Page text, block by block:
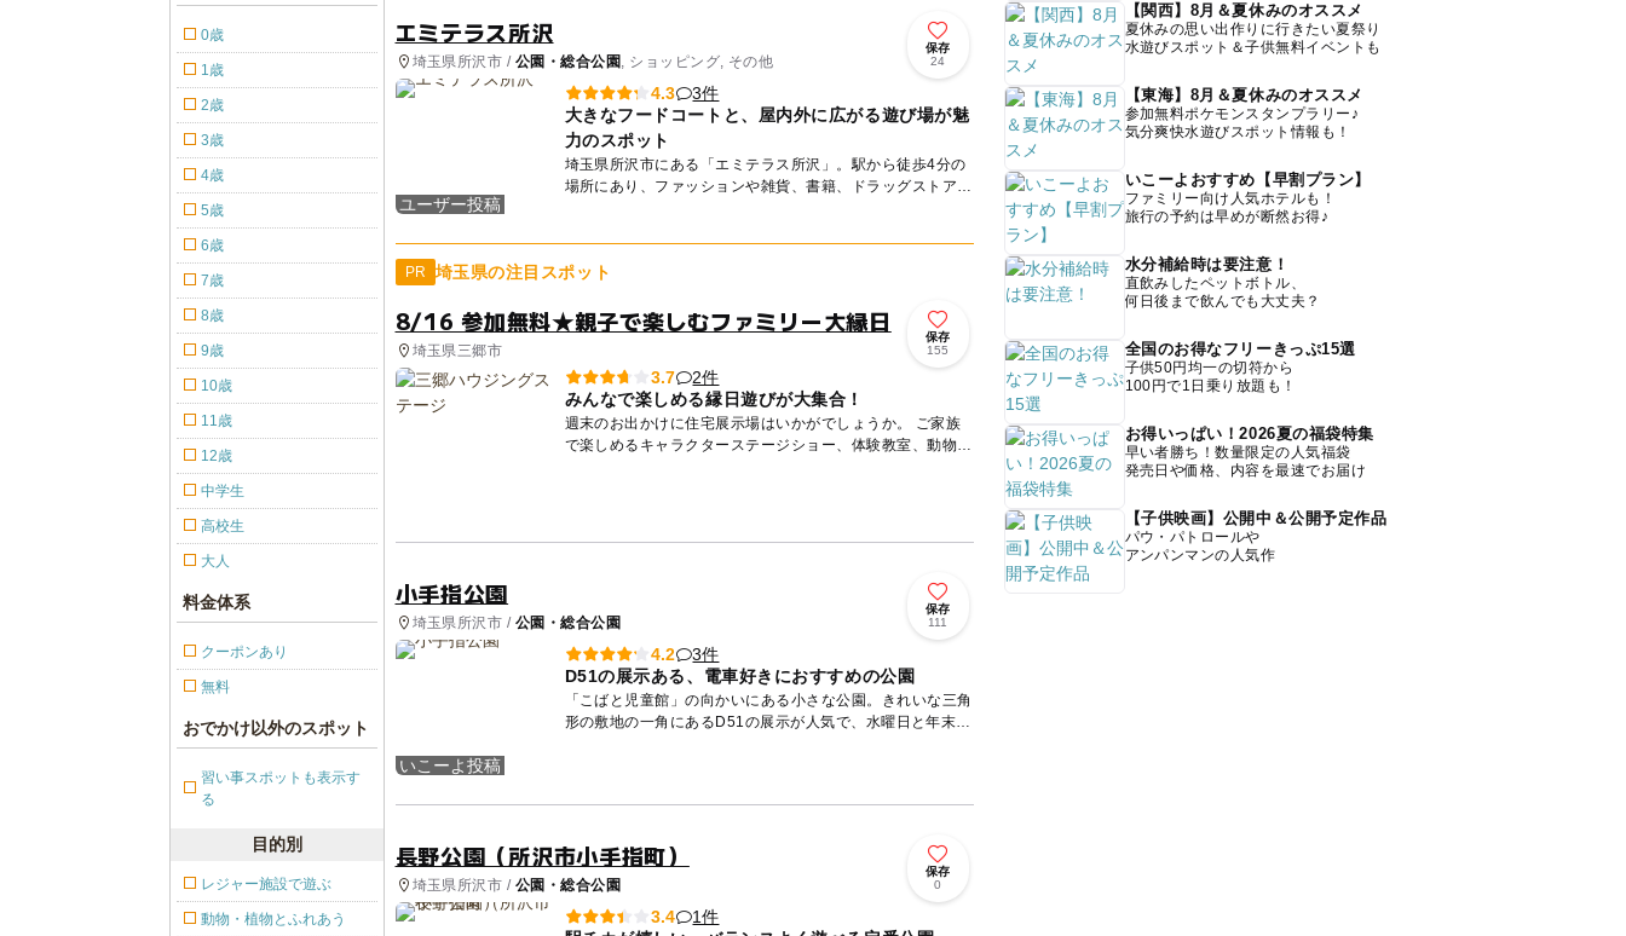
エミテラス所沢
埼玉県所沢市 / 公園・総合公園 , ショッピング, その他
保存
24
ユーザー投稿
4.3
3件
大きなフードコートと、屋内外に広がる遊び場が魅
力のスポット
埼玉県所沢市にある「エミテラス所沢」。駅から徒歩4分の
場所にあり、ファッションや雑貨、書籍、ドラッグストア、
PR 埼玉県の注目スポット
8/16 参加無料★親子で楽しむファミリー大縁日
埼玉県三郷市
保存
155
3.7
2件
みんなで楽しめる縁日遊びが大集合！
週末のお出かけに住宅展示場はいかがでしょうか。 ご家族
で楽しめるキャラクターステージショー、体験教室、動物ふ
小手指公園
埼玉県所沢市 / 公園・総合公園
保存
111
いこーよ投稿
4.2
3件
D51の展示ある、電車好きにおすすめの公園
「こばと児童館」の向かいにある小さな公園。きれいな三角
形の敷地の一角にあるD51の展示が人気で、水曜日と年末年
長野公園（所沢市小手指町）
埼玉県所沢市 / 公園・総合公園
保存
0
3.4
1件
0歳
1歳
2歳
3歳
4歳
5歳
6歳
7歳
8歳
9歳
10歳
11歳
12歳
中学生
高校生
大人
料金体系
クーポンあり
無料
おでかけ以外のスポット
習い事スポットも表示す
る
目的別
レジャー施設で遊ぶ
動物・植物とふれあう
【関西】8月＆夏休みのオススメ
夏休みの思い出作りに行きたい夏祭り
水遊びスポット＆子供無料イベントも
【東海】8月＆夏休みのオススメ
参加無料ポケモンスタンプラリー♪
気分爽快水遊びスポット情報も！
いこーよおすすめ【早割プラン】
ファミリー向け人気ホテルも！
旅行の予約は早めが断然お得♪
水分補給時は要注意！
直飲みしたペットボトル、
何日後まで飲んでも大丈夫？
全国のお得なフリーきっぷ15選
子供50円均一の切符から
100円で1日乗り放題も！
お得いっぱい！2026夏の福袋特集
早い者勝ち！数量限定の人気福袋
発売日や価格、内容を最速でお届け
【子供映画】公開中＆公開予定作品
パウ・パトロールや
アンパンマンの人気作